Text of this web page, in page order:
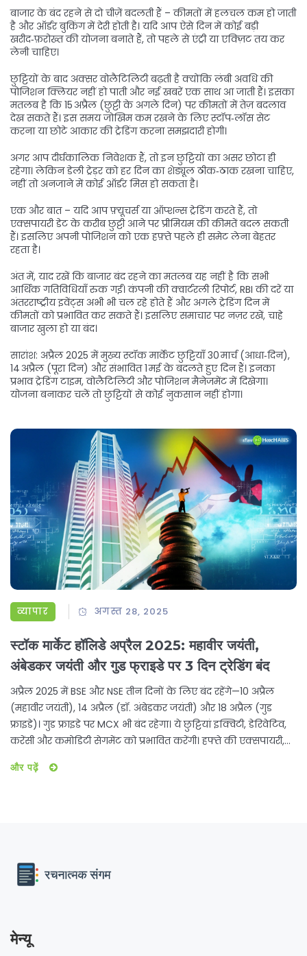
बाजार के बंद रहने से दो चीज़ें बदलती हैं – कीमतों में हलचल कम हो जाती
है और ऑर्डर बुकिंग में देरी होती है। यदि आप ऐसे दिन में कोई बड़ी
खरीद‑फ़रोख्त की योजना बनाते हैं, तो पहले से एंट्री या एक्ज़िट तय कर
लेनी चाहिए।
छुट्टियों के बाद अक्सर वोलैटिलिटी बढ़ती है क्योंकि लंबी अवधि की
पोजिशन क्लियर नहीं हो पाती और नई खबरें एक साथ आ जाती हैं। इसका
मतलब है कि 15 अप्रैल (छुट्टी के अगले दिन) पर कीमतों में तेज़ बदलाव
देख सकते हैं। इस समय जोखिम कम रखने के लिए स्टॉप‑लॉस सेट
करना या छोटे आकार की ट्रेडिंग करना समझदारी होगी।
अगर आप दीर्घकालिक निवेशक हैं, तो इन छुट्टियों का असर छोटा ही
रहेगा। लेकिन डेली ट्रेड़र को हर दिन का शेड्यूल ठीक‑ठाक रखना चाहिए,
नहीं तो अनजाने में कोई ऑर्डर मिस हो सकता है।
एक और बात – यदि आप फ़्यूचर्स या ऑप्शन्स ट्रेडिंग करते हैं, तो
एक्सपायरी डेट के करीब छुट्टी आने पर प्रीमियम की कीमतें बदल सकती
हैं। इसलिए अपनी पोजिशन को एक हफ़्ते पहले ही समेट लेना बेहतर
रहता है।
अंत में, याद रखें कि बाजार बंद रहने का मतलब यह नहीं है कि सभी
आर्थिक गतिविधियाँ रुक गईं। कंपनी की क्वार्टरली रिपोर्ट, RBI की दरें या
अंतरराष्ट्रीय इवेंट्स अभी भी चल रहे होते हैं और अगले ट्रेडिंग दिन में
कीमतों को प्रभावित कर सकते हैं। इसलिए समाचार पर नज़र रखें, चाहे
बाजार खुला हो या बंद।
सारांश: अप्रैल 2025 में मुख्य स्टॉक मार्केट छुट्टियाँ 30 मार्च (आधा‑दिन),
14 अप्रैल (पूरा दिन) और संभावित 1 मई के बदलते हुए दिन हैं। इनका
प्रभाव ट्रेडिंग टाइम, वोलैटिलिटी और पोजिशन मैनेजमेंट में दिखेगा।
योजना बनाकर चलें तो छुट्टियों से कोई नुकसान नहीं होगा।
व्यापार अगस्त 28, 2025
स्टॉक मार्केट हॉलिडे अप्रैल 2025: महावीर जयंती,
अंबेडकर जयंती और गुड फ्राइडे पर 3 दिन ट्रेडिंग बंद
अप्रैल 2025 में BSE और NSE तीन दिनों के लिए बंद रहेंगे—10 अप्रैल
(महावीर जयंती), 14 अप्रैल (डॉ. अंबेडकर जयंती) और 18 अप्रैल (गुड
फ्राइडे)। गुड फ्राइडे पर MCX भी बंद रहेगा। ये छुट्टियां इक्विटी, डेरिवेटिव,
करेंसी और कमोडिटी सेगमेंट को प्रभावित करेंगी। हफ्ते की एक्सपायरी,
और पढ़ें
मेन्यू